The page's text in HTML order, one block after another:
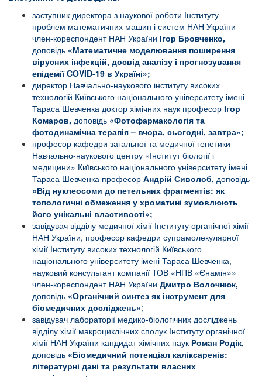
заступник директора з наукової роботи Інституту
проблем математичних машин і систем НАН України
член-кореспондент НАН України Ігор Бровченко,
доповідь «Математичне моделювання поширення
вірусних інфекцій, досвід аналізу і прогнозування
епідемії COVID-19 в Україні»;
директор Навчально-наукового інституту високих
технологій Київського національного університету імені
Тараса Шевченка доктор хімічних наук професор Ігор
Комаров, доповідь «Фотофармакологія та
фотодинамічна терапія – вчора, сьогодні, завтра»;
професор кафедри загальної та медичної генетики
Навчально-наукового центру «Інститут біології і
медицини» Київського національного університету імені
Тараса Шевченка професор Андрій Сиволоб, доповідь
«Від нуклеосоми до петельних фрагментів: як
топологичні обмеження у хроматині зумовлюють
його унікальні властивості»;
завідувач відділу медичної хімії Інституту органічної хімії
НАН України, професор кафедри супрамолекулярної
хімії Інституту високих технологій Київського
національного університету імені Тараса Шевченка,
науковий консультант компанії ТОВ «НПВ «Єнамін»»
член-кореспондент НАН України Дмитро Волочнюк,
доповідь «Органічний синтез як інструмент для
біомедичних досліджень»;
завідувач лабораторії медико-біологічних досліджень
відділу хімії макроциклічних сполук Інституту органічної
хімії НАН України кандидат хімічних наук Роман Родік,
доповідь «Біомедичний потенціал каліксаренів:
літературні дані та результати власних